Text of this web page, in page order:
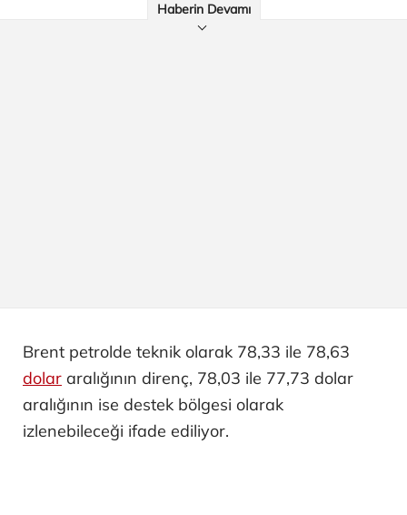
Haberin Devamı
Brent petrolde teknik olarak 78,33 ile 78,63
dolar aralığının direnç, 78,03 ile 77,73 dolar
aralığının ise destek bölgesi olarak
izlenebileceği ifade ediliyor.